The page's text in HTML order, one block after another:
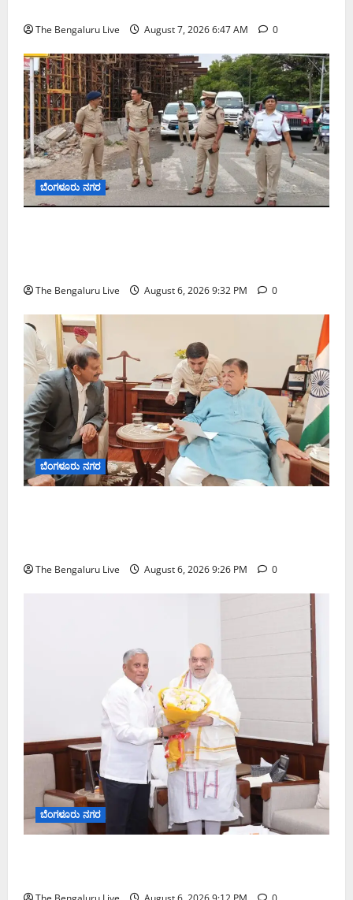
The Bengaluru Live August 7, 2026 6:47 AM 0
ಬೆಂಗಳೂರು ನಗರ
The Bengaluru Live August 6, 2026 9:32 PM 0
ಬೆಂಗಳೂರು ನಗರ
The Bengaluru Live August 6, 2026 9:26 PM 0
ಬೆಂಗಳೂರು ನಗರ